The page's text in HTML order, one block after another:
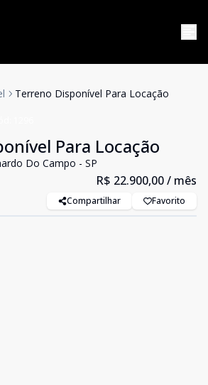
Terreno Disponível Para Locação
Para Locação
Do Campo - SP
R$ 22.900,00/ mês
Compartilhar Favorito